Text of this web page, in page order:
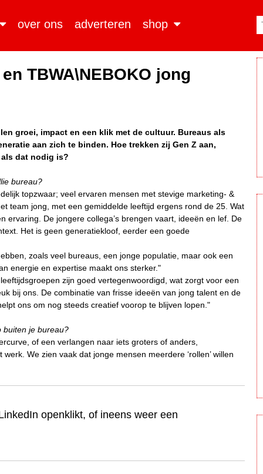
over ons adverteren shop
TBWA\NEBOKO jong
groei, impact en een klik met de cultuur. Bureaus als
aan zich te binden. Hoe trekken zij Gen Z aan,
dat nodig is?
bureau?
topzwaar; veel ervaren mensen met stevige marketing- &
team jong, met een gemiddelde leeftijd ergens rond de 25. Wat
ervaring. De jongere collega’s brengen vaart, ideeën en lef. De
Het is geen generatiekloof, eerder een goede
zoals veel bureaus, een jonge populatie, maar ook een
energie en expertise maakt ons sterker."
zijn goed vertegenwoordigd, wat zorgt voor een
bij ons. De combinatie van frisse ideeën van jong talent en de
ons om nog steeds creatief voorop te blijven lopen."
buiten je bureau?
of een verlangen naar iets groters of anders,
We zien vaak dat jonge mensen meerdere ‘rollen’ willen
openklikt, of ineens weer een